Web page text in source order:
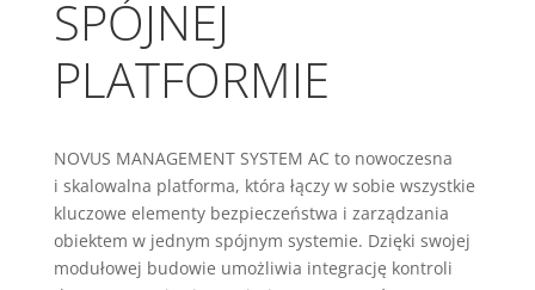
SPÓJNEJ
PLATFORMIE
NOVUS MANAGEMENT SYSTEM AC to nowoczesna
i skalowalna platforma, która łączy w sobie wszystkie
kluczowe elementy bezpieczeństwa i zarządzania
obiektem w jednym spójnym systemie. Dzięki swojej
modułowej budowie umożliwia integrację kontroli